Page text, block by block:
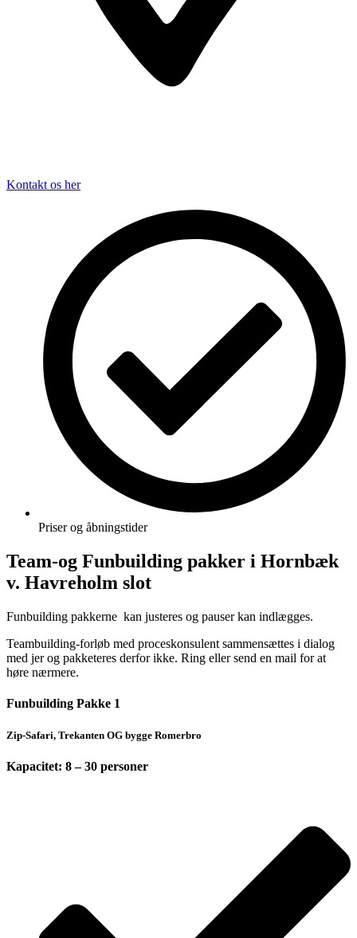
Kontakt os her
Priser og åbningstider
Team-og Funbuilding pakker i Hornbæk
v. Havreholm slot
Funbuilding pakkerne kan justeres og pauser kan indlægges.
Teambuilding-forløb med proceskonsulent sammensættes i dialog
med jer og pakketeres derfor ikke. Ring eller send en mail for at
høre nærmere.
Funbuilding Pakke 1
Zip-Safari, Trekanten OG bygge Romerbro
Kapacitet: 8 – 30 personer